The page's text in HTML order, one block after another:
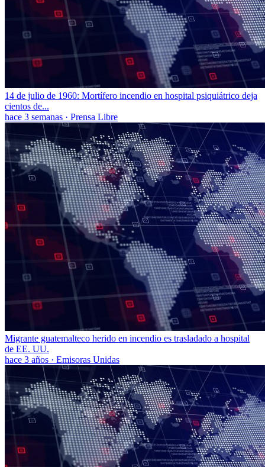
14 de julio de 1960: Mortífero incendio en hospital psiquiátrico deja
cientos de...
hace 3 semanas · Prensa Libre
Migrante guatemalteco herido en incendio es trasladado a hospital
de EE. UU.
hace 3 años · Emisoras Unidas